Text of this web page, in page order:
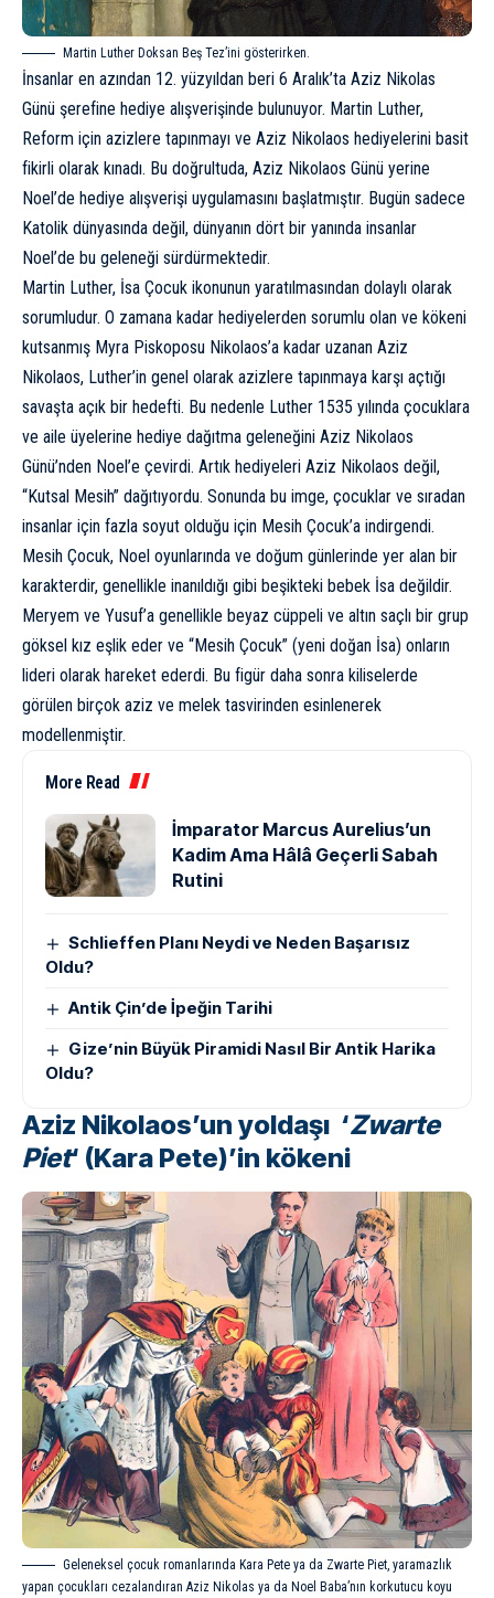
Martin Luther Doksan Beş Tez’ini gösterirken.
İnsanlar en azından 12. yüzyıldan beri 6 Aralık’ta Aziz Nikolas
Günü şerefine hediye alışverişinde bulunuyor. Martin Luther,
Reform için azizlere tapınmayı ve Aziz Nikolaos hediyelerini basit
fikirli olarak kınadı. Bu doğrultuda, Aziz Nikolaos Günü yerine
Noel’de hediye alışverişi uygulamasını başlatmıştır. Bugün sadece
Katolik dünyasında değil, dünyanın dört bir yanında insanlar
Noel’de bu geleneği sürdürmektedir.
Martin Luther, İsa Çocuk ikonunun yaratılmasından dolaylı olarak
sorumludur. O zamana kadar hediyelerden sorumlu olan ve kökeni
kutsanmış Myra Piskoposu Nikolaos’a kadar uzanan Aziz
Nikolaos, Luther’in genel olarak azizlere tapınmaya karşı açtığı
savaşta açık bir hedefti. Bu nedenle Luther 1535 yılında çocuklara
ve aile üyelerine hediye dağıtma geleneğini Aziz Nikolaos
Günü’nden Noel’e çevirdi. Artık hediyeleri Aziz Nikolaos değil,
“Kutsal Mesih” dağıtıyordu. Sonunda bu imge, çocuklar ve sıradan
insanlar için fazla soyut olduğu için Mesih Çocuk’a indirgendi.
Mesih Çocuk, Noel oyunlarında ve doğum günlerinde yer alan bir
karakterdir, genellikle inanıldığı gibi beşikteki bebek İsa değildir.
Meryem ve Yusuf’a genellikle beyaz cüppeli ve altın saçlı bir grup
göksel kız eşlik eder ve “Mesih Çocuk” (yeni doğan İsa) onların
lideri olarak hareket ederdi. Bu figür daha sonra kiliselerde
görülen birçok aziz ve melek tasvirinden esinlenerek
modellenmiştir.
More Read
İmparator Marcus Aurelius’un
Kadim Ama Hâlâ Geçerli Sabah
Rutini
Schlieffen Planı Neydi ve Neden Başarısız
Oldu?
Antik Çin’de İpeğin Tarihi
Gize’nin Büyük Piramidi Nasıl Bir Antik Harika
Oldu?
Aziz Nikolaos’un yoldaşı ‘Zwarte
Piet‘ (Kara Pete)’in kökeni
Geleneksel çocuk romanlarında Kara Pete ya da Zwarte Piet, yaramazlık
yapan çocukları cezalandıran Aziz Nikolas ya da Noel Baba’nın korkutucu koyu